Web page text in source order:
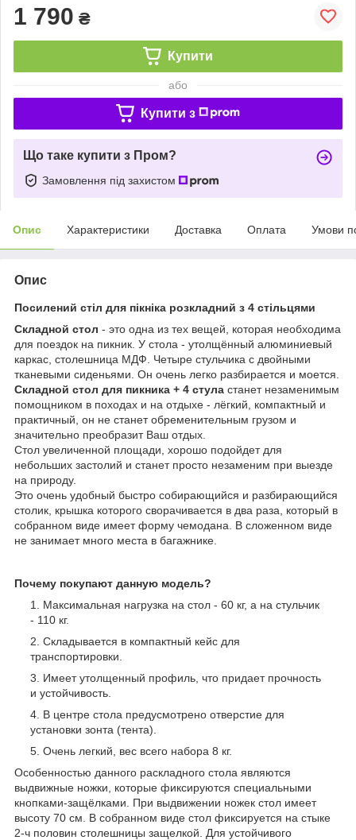
1 790 ₴
Купити
або
Купити з
Що таке купити з Пром?
Замовлення під захистом
Опис Характеристики Доставка Оплата Умови
Опис
Посилений стіл для пікніка розкладний з 4 стільцями
Складной стол - это одна из тех вещей, которая необходима
для поездок на пикник. У стола - утолщённый алюминиевый
каркас, столешница МДФ. Четыре стульчика с двойными
тканевыми сиденьями. Он очень легко разбирается и моется.
Складной стол для пикника + 4 стула станет незаменимым
помощником в походах и на отдыхе - лёгкий, компактный и
практичный, он не станет обременительным грузом и
значительно преобразит Ваш отдых.
Стол увеличенной площади, хорошо подойдет для
небольших застолий и станет просто незаменим при выезде
на природу.
Это очень удобный быстро собирающийся и разбирающийся
столик, крышка которого сворачивается в два раза, который в
собранном виде имеет форму чемодана. В сложенном виде
не занимает много места в багажнике.
Почему покупают данную модель?
Максимальная нагрузка на стол - 60 кг, а на стульчик
- 110 кг.
Складывается в компактный кейс для
транспортировки.
Имеет утолщенный профиль, что придает прочность
и устойчивость.
В центре стола предусмотрено отверстие для
установки зонта (тента).
Очень легкий, вес всего набора 8 кг.
Особенностью данного раскладного стола являются
выдвижные ножки, которые фиксируются специальными
кнопками-защёлками. При выдвижении ножек стол имеет
высоту 70 см. В собранном виде стол фиксируется на стыке
2-ч половин столешницы защелкой. Для устойчивого